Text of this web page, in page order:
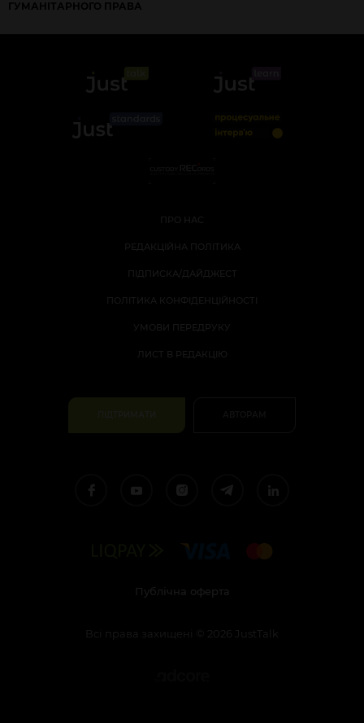
ГУМАНІТАРНОГО ПРАВА
ПРО НАС
РЕДАКЦІЙНА ПОЛІТИКА
ПІДПИСКА/ДАЙДЖЕСТ
ПОЛІТИКА КОНФІДЕНЦІЙНОСТІ
УМОВИ ПЕРЕДРУКУ
ЛИСТ В РЕДАКЦІЮ
Публічна оферта
Всі права захищені 2026 JustTalk